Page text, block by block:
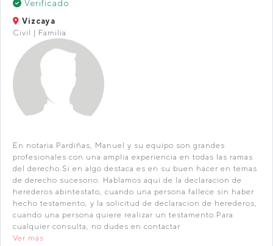
Verificado
Vizcaya
Civil | Familia
En notaria Pardiñas, Manuel y su equipo son grandes
profesionales con una amplia experiencia en todas las ramas
del derecho.Si en algo destaca es en su buen hacer en temas
de derecho sucesorio. Hablamos aquí de la declaracion de
herederos abintestato, cuando una persona fallece sin haber
hecho testamento, y la solicitud de declaracion de herederos,
cuando una persona quiere realizar un testamento.Para
cualquier consulta, no dudes en contactar
Ver más